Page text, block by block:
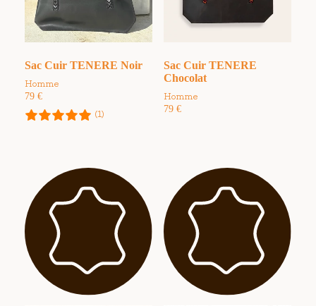
Sac Cuir TENERE Noir
Homme
79 €
(1)
Sac Cuir TENERE
Chocolat
Homme
79 €